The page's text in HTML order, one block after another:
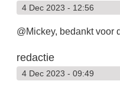
4 Dec 2023 - 12:56
@Mickey, bedankt voor
redactie
4 Dec 2023 - 09:49